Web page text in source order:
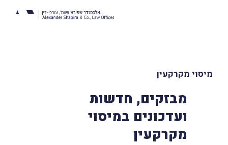
מיסוי מקרקעין
מבזקים, חדשות
ועדכונים במיסוי
מקרקעין